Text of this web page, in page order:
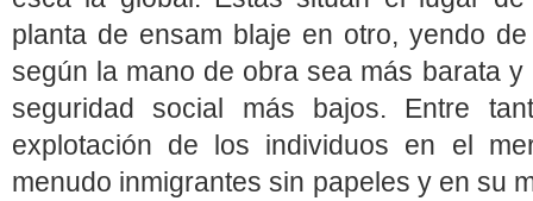
planta de ensam blaje en otro, yendo
según la mano de obra sea más barata
seguridad social más bajos. Entre
explotación de los individuos en el
menudo inmigrantes sin papeles y en su